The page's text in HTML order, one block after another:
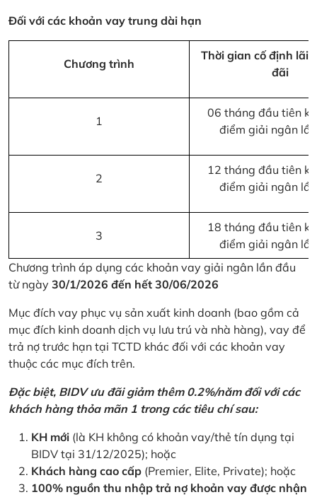
Đối với các khoản vay trung dài hạn
Chương trình
Thời gian cố định lãi
đãi
1
06 tháng đầu tiên
điểm giải ngân
2
12 tháng đầu tiên
điểm giải ngân
3
18 tháng đầu tiên
điểm giải ngân
Chương trình áp dụng các khoản vay giải ngân lần đầu
từ ngày 30/1/2026 đến hết 30/06/2026
Mục đích vay phục vụ sản xuất kinh doanh (bao gồm cả
mục đích kinh doanh dịch vụ lưu trú và nhà hàng), vay để
trả nợ trước hạn tại TCTD khác đối với các khoản vay
thuộc các mục đích trên.
Đặc biệt, BIDV ưu đãi giảm thêm 0.2%/năm đối với các
khách hàng thỏa mãn 1 trong các tiêu chí sau:
KH mới (là KH không có khoản vay/thẻ tín dụng tại
BIDV tại 31/12/2025); hoặc
Khách hàng cao cấp (Premier, Elite, Private); hoặc
100% nguồn thu nhập trả nợ khoản vay được nhận